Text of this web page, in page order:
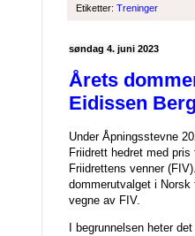
Etiketter: Treninger
søndag 4. juni 2023
Årets
Eidissen
Under Åpningsstevne
Friidrett hedret med
Friidrettens venner
dommerutvalget i
vegne av FIV.
I begrunnelsen heter